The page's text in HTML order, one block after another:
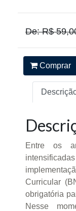
De: R$
Comprar
Entre os
Curricular
obrigatória
Nesse